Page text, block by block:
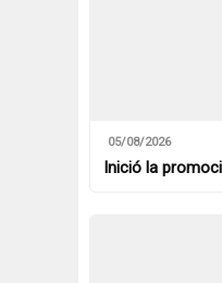
05/08/2026
Inició la